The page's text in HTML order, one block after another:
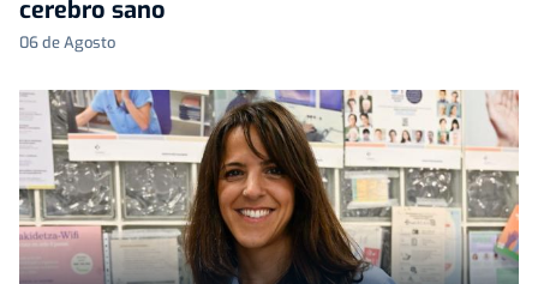
cerebro sano
06 de Agosto